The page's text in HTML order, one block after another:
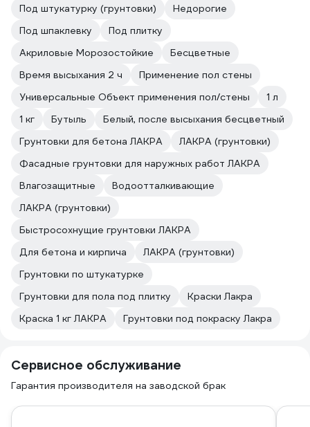
Под штукатурку (грунтовки)
Недорогие
Под шпаклевку
Под плитку
Акриловые Морозостойкие
Бесцветные
Время высыхания 2 ч
Применение пол стены
Универсальные Объект применения пол/стены
1 л
1 кг
Бутыль
Белый, после высыхания бесцветный
Грунтовки для бетона ЛАКРА
ЛАКРА (грунтовки)
Фасадные грунтовки для наружных работ ЛАКРА
Влагозащитные
Водоотталкивающие
ЛАКРА (грунтовки)
Быстросохнущие грунтовки ЛАКРА
Для бетона и кирпича
ЛАКРА (грунтовки)
Грунтовки по штукатурке
Грунтовки для пола под плитку
Краски Лакра
Краска 1 кг ЛАКРА
Грунтовки под покраску Лакра
Сервисное обслуживание
Гарантия производителя на заводской брак